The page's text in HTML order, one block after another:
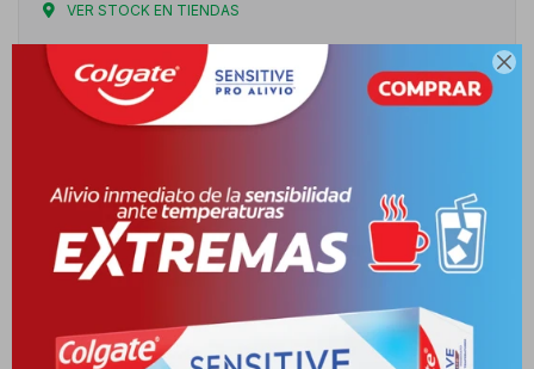

VER STOCK EN TIENDAS
Envíos
Cambios y Devoluciones
Medios de pago